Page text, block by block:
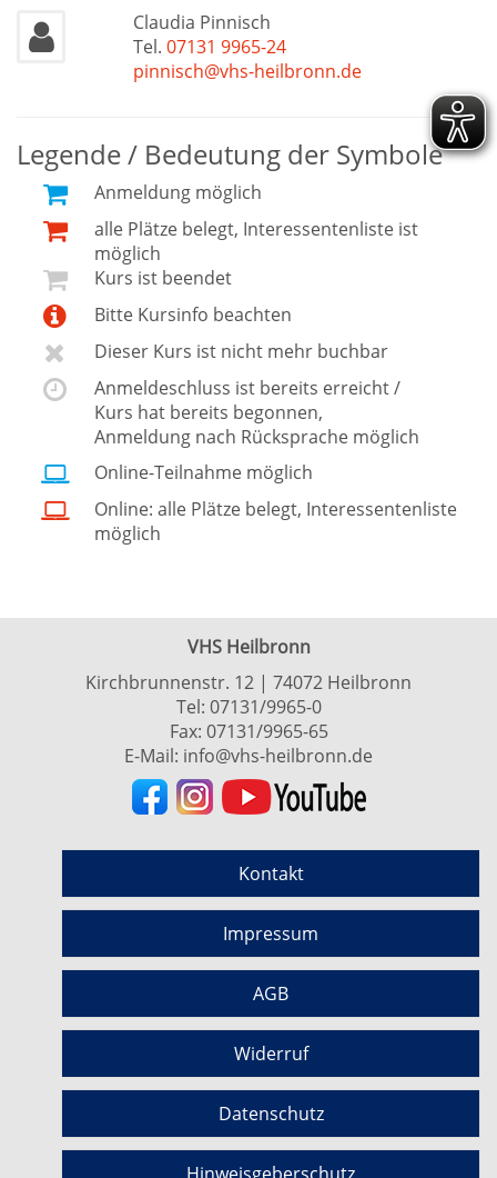
Claudia Pinnisch
Tel. 07131 9965-24
pinnisch@vhs-heilbronn.de
Legende / Bedeutung der Symbole
Anmeldung möglich
alle Plätze belegt, Interessentenliste ist
möglich
Kurs ist beendet
Bitte Kursinfo beachten
Dieser Kurs ist nicht mehr buchbar
Anmeldeschluss ist bereits erreicht /
Kurs hat bereits begonnen,
Anmeldung nach Rücksprache möglich
Online-Teilnahme möglich
Online: alle Plätze belegt, Interessentenliste
möglich
VHS Heilbronn
Kirchbrunnenstr. 12 | 74072 Heilbronn
Tel: 07131/9965-0
Fax: 07131/9965-65
E-Mail: info@vhs-heilbronn.de
Kontakt
Impressum
AGB
Widerruf
Datenschutz